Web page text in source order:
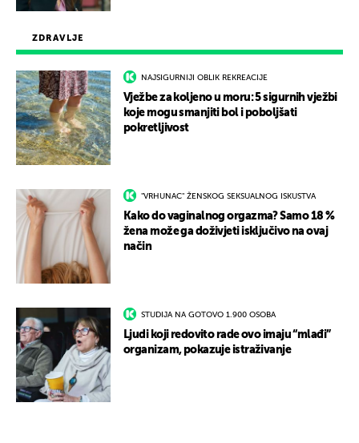
ZDRAVLJE
NAJSIGURNIJI OBLIK REKREACIJE
Vježbe za koljeno u moru: 5 sigurnih vježbi
koje mogu smanjiti bol i poboljšati
pokretljivost
"VRHUNAC" ŽENSKOG SEKSUALNOG ISKUSTVA
Kako do vaginalnog orgazma? Samo 18 %
žena može ga doživjeti isključivo na ovaj
način
STUDIJA NA GOTOVO 1.900 OSOBA
Ljudi koji redovito rade ovo imaju “mlađi”
organizam, pokazuje istraživanje